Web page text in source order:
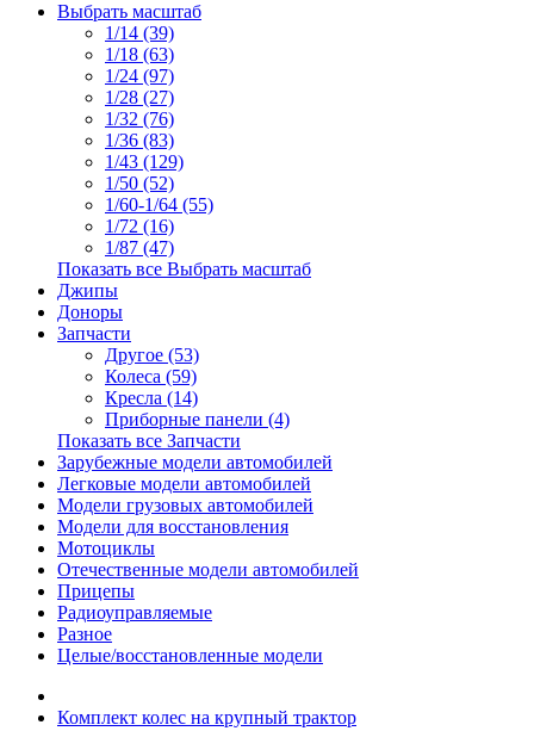
Выбрать масштаб
1/14 (39)
1/18 (63)
1/24 (97)
1/28 (27)
1/32 (76)
1/36 (83)
1/43 (129)
1/50 (52)
1/60-1/64 (55)
1/72 (16)
1/87 (47)
Показать все Выбрать масштаб
Джипы
Доноры
Запчасти
Другое (53)
Колеса (59)
Кресла (14)
Приборные панели (4)
Показать все Запчасти
Зарубежные модели автомобилей
Легковые модели автомобилей
Модели грузовых автомобилей
Модели для восстановления
Мотоциклы
Отечественные модели автомобилей
Прицепы
Радиоуправляемые
Разное
Целые/восстановленные модели
Комплект колес на крупный трактор